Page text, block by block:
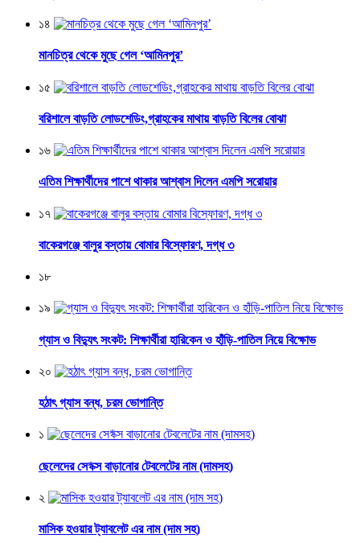
১৪
মানচিত্র থেকে মুছে গেল ‘আমিনপুর’
১৫
বরিশালে বাড়তি লোডশেডিং,গ্রাহকের মাথায় বাড়তি বিলের বোঝা
১৬
এতিম শিক্ষার্থীদের পাশে থাকার আশ্বাস দিলেন এমপি সরোয়ার
১৭
বাকেরগঞ্জে বালুর বস্তায় বোমার বিস্ফোরণ, দগ্ধ ৩
১৮
১৯
গ্যাস ও বিদ্যুৎ সংকট: শিক্ষার্থীরা হারিকেন ও হাঁড়ি-পাতিল নিয়ে বিক্ষোভ
২০
হঠাৎ গ্যাস বন্ধ, চরম ভোগান্তি
১
ছেলেদের সে*ক্স বাড়ানোর টেবলেটের নাম (দামসহ)
২
মাসিক হওয়ার ট্যাবলেট এর নাম (দাম সহ)